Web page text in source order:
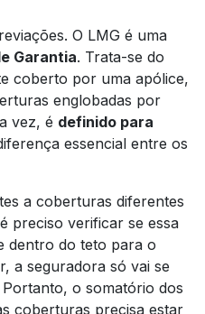
O LMG é uma
Garantia. Trata-se do
coberto por uma apólice,
englobadas por
vez, é definido para
essencial entre os
a coberturas diferentes
preciso verificar se essa
dentro do teto para o
a seguradora só vai se
o somatório dos
coberturas precisa estar